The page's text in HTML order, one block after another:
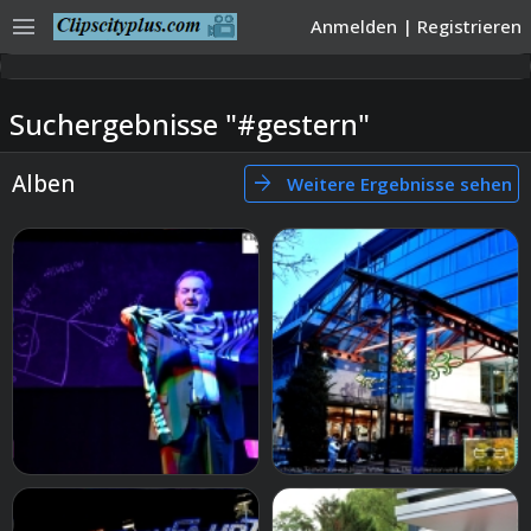
Anmelden | Registrieren
menu
Suchergebnisse "#gestern"
Alben arrow_forward Weitere Ergebnisse sehen